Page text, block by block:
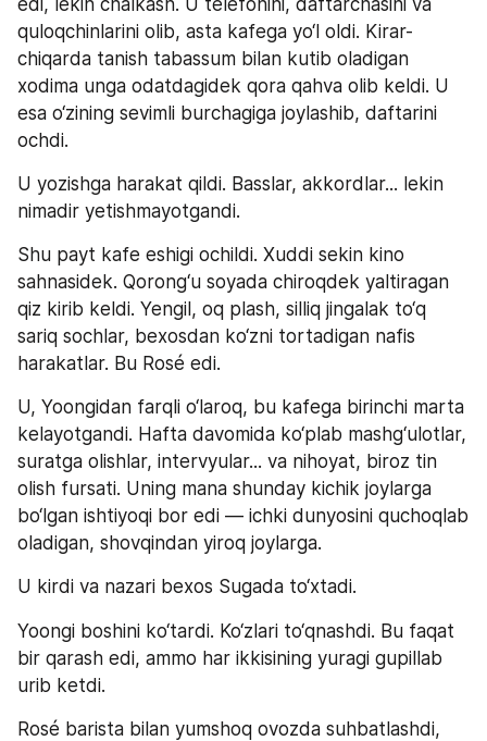
edi, lekin chalkash. U telefonini, daftarchasini va
quloqchinlarini olib, asta kafega yo‘l oldi. Kirar-
chiqarda tanish tabassum bilan kutib oladigan
xodima unga odatdagidek qora qahva olib keldi. U
esa o‘zining sevimli burchagiga joylashib, daftarini
ochdi.
U yozishga harakat qildi. Basslar, akkordlar... lekin
nimadir yetishmayotgandi.
Shu payt kafe eshigi ochildi. Xuddi sekin kino
sahnasidek. Qorong‘u soyada chiroqdek yaltiragan
qiz kirib keldi. Yengil, oq plash, silliq jingalak to‘q
sariq sochlar, bexosdan ko‘zni tortadigan nafis
harakatlar. Bu Rosé edi.
U, Yoongidan farqli o‘laroq, bu kafega birinchi marta
kelayotgandi. Hafta davomida ko‘plab mashg‘ulotlar,
suratga olishlar, intervyular... va nihoyat, biroz tin
olish fursati. Uning mana shunday kichik joylarga
bo‘lgan ishtiyoqi bor edi — ichki dunyosini quchoqlab
oladigan, shovqindan yiroq joylarga.
U kirdi va nazari bexos Sugada to‘xtadi.
Yoongi boshini ko‘tardi. Ko‘zlari to‘qnashdi. Bu faqat
bir qarash edi, ammo har ikkisining yuragi gupillab
urib ketdi.
Rosé barista bilan yumshoq ovozda suhbatlashdi,